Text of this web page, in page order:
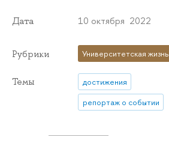
Дата 10 октября 2022
Рубрики Университетская жизнь
Темы
достижения
репортаж о событии